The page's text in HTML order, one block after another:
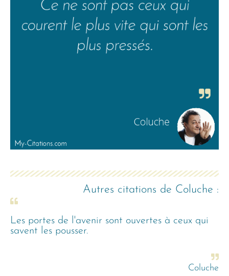
Autres citations de Coluche :
Les portes de l'avenir sont ouvertes à ceux qui
savent les pousser.
Coluche